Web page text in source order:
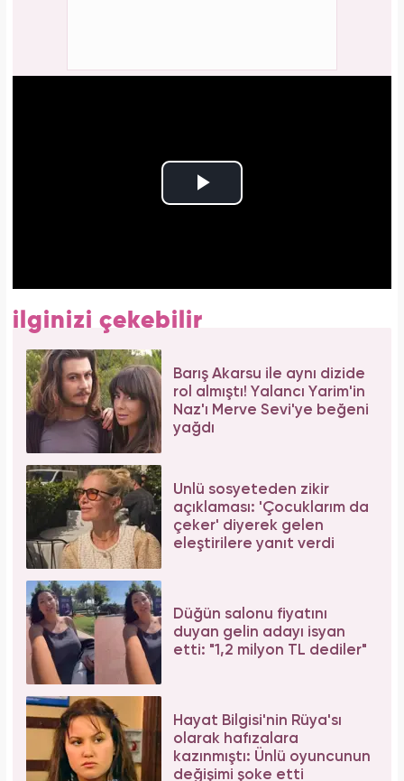
ilginizi çekebilir
Barış Akarsu ile aynı dizide
rol almıştı! Yalancı Yarim'in
Naz'ı Merve Sevi'ye beğeni
yağdı
Ünlü sosyeteden zikir
açıklaması: 'Çocuklarım da
çeker' diyerek gelen
eleştirilere yanıt verdi
Düğün salonu fiyatını
duyan gelin adayı isyan
etti: "1,2 milyon TL dediler"
Hayat Bilgisi'nin Rüya'sı
olarak hafızalara
kazınmıştı: Ünlü oyuncunun
değişimi şoke etti